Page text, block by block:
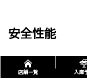
安全性能
店舗一覧 入庫